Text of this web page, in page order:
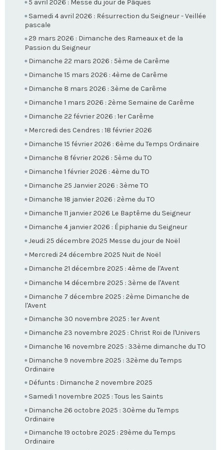
5 avril 2026 : Messe du jour de Pâques
Samedi 4 avril 2026 : Résurrection du Seigneur - Veillée
pascale
29 mars 2026 : Dimanche des Rameaux et de la
Passion du Seigneur
Dimanche 22 mars 2026 : 5ème de Carême
Dimanche 15 mars 2026 : 4ème de Carême
Dimanche 8 mars 2026 : 3ème de Carême
Dimanche 1 mars 2026 : 2ème Semaine de Carême
Dimanche 22 février 2026 : 1er Carême
Mercredi des Cendres : 18 février 2026
Dimanche 15 février 2026 : 6ème du Temps Ordinaire
Dimanche 8 février 2026 : 5ème du TO
Dimanche 1 février 2026 : 4ème du TO
Dimanche 25 Janvier 2026 : 3ème TO
Dimanche 18 janvier 2026 : 2ème du TO
Dimanche 11 janvier 2026 Le Baptême du Seigneur
Dimanche 4 janvier 2026 : Épiphanie du Seigneur
Jeudi 25 décembre 2025 Messe du jour de Noël
Mercredi 24 décembre 2025 Nuit de Noël
Dimanche 21 décembre 2025 : 4ème de l'Avent
Dimanche 14 décembre 2025 : 3ème de l'Avent
Dimanche 7 décembre 2025 : 2ème Dimanche de
l'Avent
Dimanche 30 novembre 2025 : 1er Avent
Dimanche 23 novembre 2025 : Christ Roi de l'Univers
Dimanche 16 novembre 2025 : 33ème dimanche du TO
Dimanche 9 novembre 2025 : 32ème du Temps
Ordinaire
Défunts : Dimanche 2 novembre 2025
Samedi 1 novembre 2025 : Tous les Saints
Dimanche 26 octobre 2025 : 30ème du Temps
Ordinaire
Dimanche 19 octobre 2025 : 29ème du Temps
Ordinaire